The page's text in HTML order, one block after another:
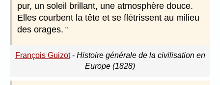
pur, un soleil brillant, une atmosphère douce.
Elles courbent la tête et se flétrissent au milieu
des orages.
François Guizot- Histoire générale de la civilisation en
Europe (1828)